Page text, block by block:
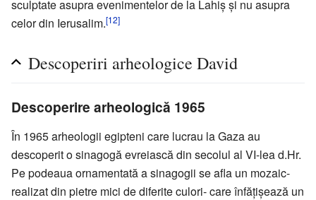
sculptate asupra evenimentelor de la Lahiş şi nu asupra
celor din Ierusalim.[12]
Descoperiri arheologice David
Descoperire arheologică 1965
În 1965 arheologii egipteni care lucrau la Gaza au
descoperit o sinagogă evreiască din secolul al VI-lea d.Hr.
Pe podeaua ornamentată a sinagogii se afla un mozaic-
realizat din pietre mici de diferite culori- care înfăţişează un